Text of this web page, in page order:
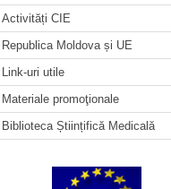
Activități CIE
Republica Moldova și UE
Link-uri utile
Materiale promoţionale
Biblioteca Științifică Medicală